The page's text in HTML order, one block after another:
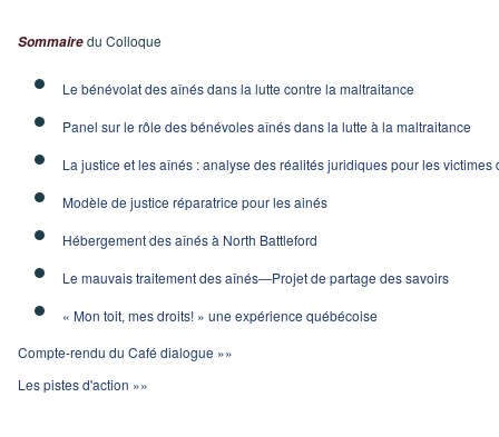
Sommairedu Colloque
Le bénévolat des aînés dans la lutte contre la maltraitance
Panel sur le rôle des bénévoles aînés dans la lutte à la maltraitance
La justice et les aînés : analyse des réalités juridiques pour les victimes
Modèle de justice réparatrice pour les ainés
Hébergement des aînés à North Battleford
Le mauvais traitement des aînés—Projet de partage des savoirs
« Mon toit, mes droits! » une expérience québécoise
Compte-rendu du Café dialogue »»
Les pistes d'action »»